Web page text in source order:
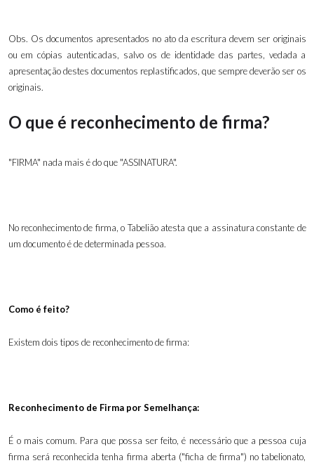
Obs. Os documentos apresentados no ato da escritura devem ser originais
ou em cópias autenticadas, salvo os de identidade das partes, vedada a
apresentação destes documentos replastificados, que sempre deverão ser os
originais.
O que é reconhecimento de firma?
"FIRMA" nada mais é do que "ASSINATURA".
No reconhecimento de firma, o Tabelião atesta que a assinatura constante de
um documento é de determinada pessoa.
Como é feito?
Existem dois tipos de reconhecimento de firma:
Reconhecimento de Firma por Semelhança:
É o mais comum. Para que possa ser feito, é necessário que a pessoa cuja
firma será reconhecida tenha firma aberta ("ficha de firma") no tabelionato,